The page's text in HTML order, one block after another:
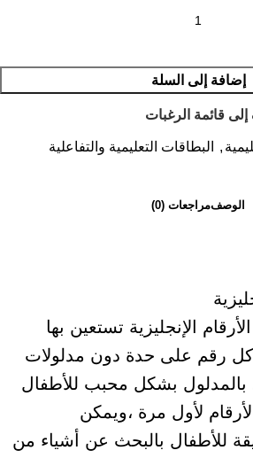
إضافة إلى السلة
قائمة الرغبات
, البطاقات التعليمية والتفاعلية
الوصفمراجعات (0)
الإنجليزية تستعين بها
كل رقم على حدة دون مدلولات
بشكل محبب للأطفال
لأول مرة ،ويمكن
للأطفال بالبحث عن أشياء من